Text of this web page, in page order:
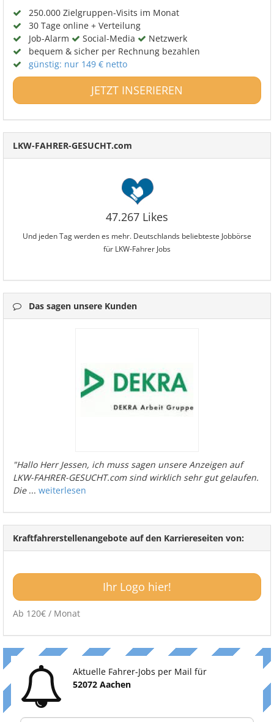
250.000 Zielgruppen-Visits im Monat
30 Tage online + Verteilung
Job-Alarm
Social-Media
Netzwerk
bequem & sicher per Rechnung bezahlen
günstig: nur 149 € netto
JETZT INSERIEREN
LKW-FAHRER-GESUCHT.com
47.267 Likes
Und jeden Tag werden es mehr. Deutschlands beliebteste Jobbörse
für LKW-Fahrer Jobs
Das sagen unsere Kunden
"Hallo Herr Jessen, ich muss sagen unsere Anzeigen auf
LKW-FAHRER-GESUCHT.com sind wirklich sehr gut gelaufen.
Die... weiterlesen
Kraftfahrerstellenangebote auf den Karriereseiten von:
Ihr Logo hier!
Ab 120€ / Monat
Aktuelle Fahrer-Jobs per Mail für
52072 Aachen